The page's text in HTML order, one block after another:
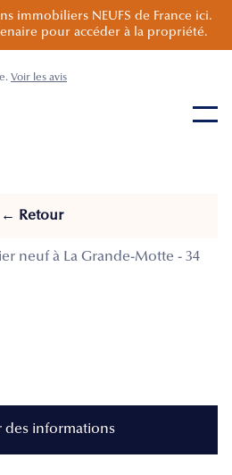
immobiliers NEUFS de France ici.
pour accéder à la propriété.
Voir les avis
← Retour
neuf à La Grande-Motte - 34
des informations